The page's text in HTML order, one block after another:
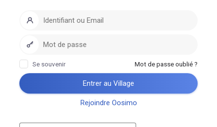
Se souvenir Mot de passe oublié ?
Entrer au Village
Rejoindre Oosimo